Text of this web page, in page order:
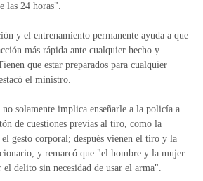
las 24 horas".
y el entrenamiento permanente ayuda a que
más rápida ante cualquier hecho y
que estar preparados para cualquier
el ministro.
solamente implica enseñarle a la policía a
de cuestiones previas al tiro, como la
gesto corporal; después vienen el tiro y la
y remarcó que "el hombre y la mujer
el delito sin necesidad de usar el arma".